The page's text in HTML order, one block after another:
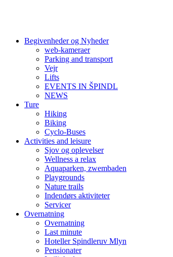
Begivenheder og Nyheder
web-kameraer
Parking and transport
Vejr
Lifts
EVENTS IN ŠPINDL
NEWS
Ture
Hiking
Biking
Cyclo-Buses
Activities and leisure
Sjov og oplevelser
Wellness a relax
Aquaparken, zwembaden
Playgrounds
Nature trails
Indendørs aktiviteter
Servicer
Overnatning
Overnatning
Last minute
Hoteller Spindleruv Mlyn
Pensionater